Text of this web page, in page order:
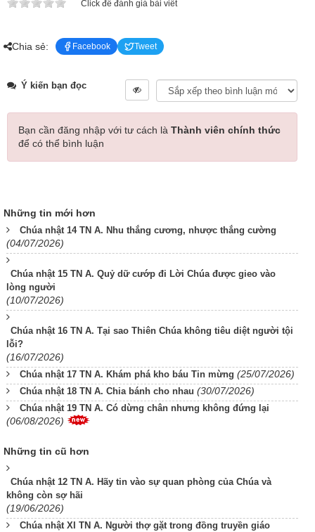
Click để đánh giá bài viết
Chia sẻ: Facebook Tweet
Ý kiến bạn đọc
Bạn cần đăng nhập với tư cách là Thành viên chính thức
để có thể bình luận
Những tin mới hơn
Chúa nhật 14 TN A. Nhu thắng cương, nhược thắng cường
(04/07/2026)
Chúa nhật 15 TN A. Quỷ dữ cướp đi Lời Chúa được gieo vào
lòng người
(10/07/2026)
Chúa nhật 16 TN A. Tại sao Thiên Chúa không tiêu diệt người tội
lỗi?
(16/07/2026)
Chúa nhật 17 TN A. Khám phá kho báu Tin mừng (25/07/2026)
Chúa nhật 18 TN A. Chia bánh cho nhau (30/07/2026)
Chúa nhật 19 TN A. Có dừng chân nhưng không đứng lại
(06/08/2026)
Những tin cũ hơn
Chúa nhật 12 TN A. Hãy tin vào sự quan phòng của Chúa và
không còn sợ hãi
(19/06/2026)
Chúa nhật XI TN A. Người thợ gặt trong đồng truyền giáo